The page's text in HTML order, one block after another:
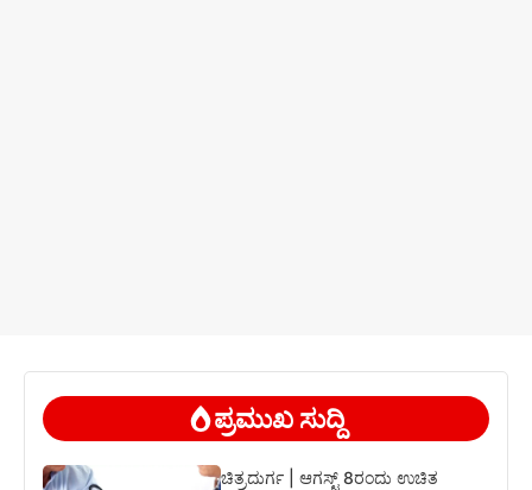
ಪ್ರಮುಖ ಸುದ್ದಿ
ಚಿತ್ರದುರ್ಗ | ಆಗಸ್ಟ್ 8ರಂದು ಉಚಿತ